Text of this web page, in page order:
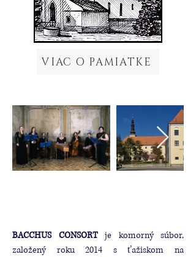
VIAC O PAMIATKE
BACCHUS CONSORTje komorný súbor,
založený roku 2014 s ťažiskom na